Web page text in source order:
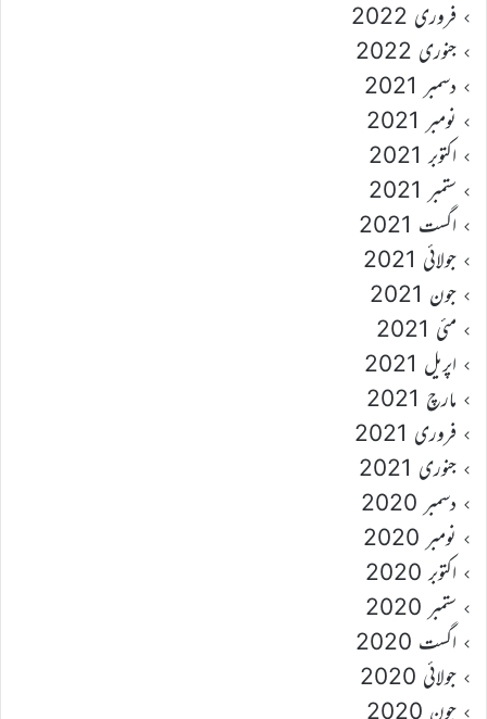
فروری 2022
جنوری 2022
دسمبر 2021
نومبر 2021
اکتوبر 2021
ستمبر 2021
اگست 2021
جولائی 2021
جون 2021
مئی 2021
اپریل 2021
مارچ 2021
فروری 2021
جنوری 2021
دسمبر 2020
نومبر 2020
اکتوبر 2020
ستمبر 2020
اگست 2020
جولائی 2020
جون 2020